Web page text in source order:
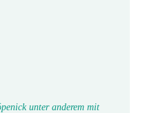
unter anderem mit